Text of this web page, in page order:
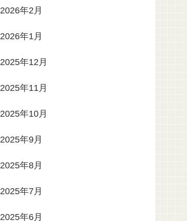
2026年2月
2026年1月
2025年12月
2025年11月
2025年10月
2025年9月
2025年8月
2025年7月
2025年6月